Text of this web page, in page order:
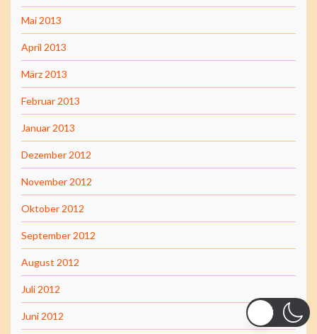
Mai 2013
April 2013
März 2013
Februar 2013
Januar 2013
Dezember 2012
November 2012
Oktober 2012
September 2012
August 2012
Juli 2012
Juni 2012